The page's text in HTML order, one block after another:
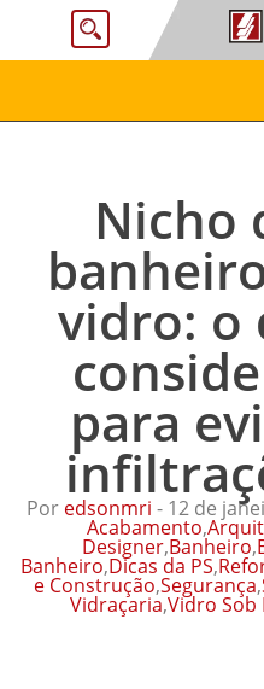
Nicho
vidro: o
para
Por edsonmri - 12 de
Acabamento,
Designer,Banheiro,
Banheiro,Dicas da PS,
e Construção,Segurança,
Vidraçaria,Vidro Sob